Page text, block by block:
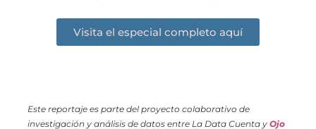
Visita el especial completo aquí
Este reportaje es parte del proyecto colaborativo de
investigación y análisis de datos entre La Data Cuenta y Ojo